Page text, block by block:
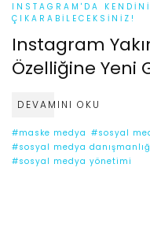
INSTAGRAM'DA
ÇIKARABILECEKSINIZ!
Instagram
Özelliğine Yeni
DEVAMINI OKU
#maske medya #sosyal
#sosyal medya
#sosyal medya yönetimi